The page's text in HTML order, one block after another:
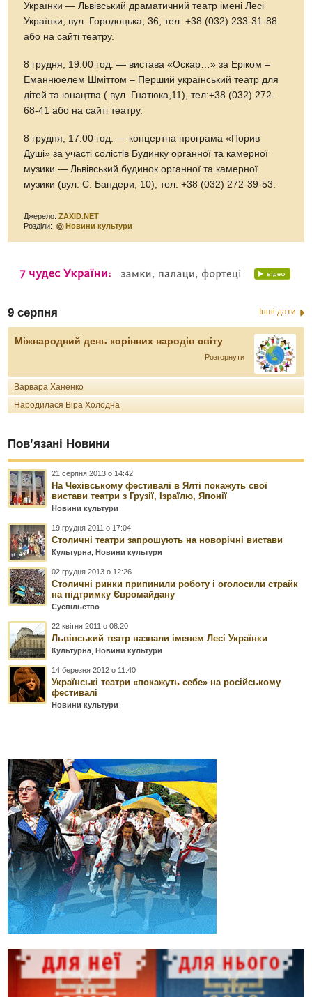
Українки — Львівський драматичний театр імені Лесі
Українки, вул. Городоцька, 36, тел: +38 (032) 233-31-88
або на сайті театру.
8 грудня, 19:00 год. — вистава «Оскар…» за Еріком –
Еманнюелем Шміттом – Перший український театр для
дітей та юнацтва ( вул. Гнатюка,11), тел:+38 (032) 272-
68-41 або на сайті театру.
8 грудня, 17:00 год. — концертна програма «Порив
Душі» за участі солістів Будинку органної та камерної
музики — Львівський будинок органної та камерної
музики (вул. С. Бандери, 10), тел: +38 (032) 272-39-53.
Джерело:ZAXID.NET
Розділи:
Новини культури
9 серпня Інші дати
Міжнародний день корінних народів світу
Розгорнути
Варвара Ханенко
Народилася Віра Холодна
Пов’язані Новини
21 серпня 2013 о 14:42
На Чехівському фестивалі в Ялті покажуть свої
вистави театри з Грузії, Ізраїлю, Японії
Новини культури
19 грудня 2011 о 17:04
Столичні театри запрошують на новорічні вистави
Культурна ,Новини культури
02 грудня 2013 о 12:26
Столичні ринки припинили роботу і оголосили страйк
на підтримку Євромайдану
Суспільство
22 квітня 2011 о 08:20
Львівський театр назвали іменем Лесі Українки
Культурна ,Новини культури
14 березня 2012 о 11:40
Українські театри «покажуть себе» на російському
фестивалі
Новини культури